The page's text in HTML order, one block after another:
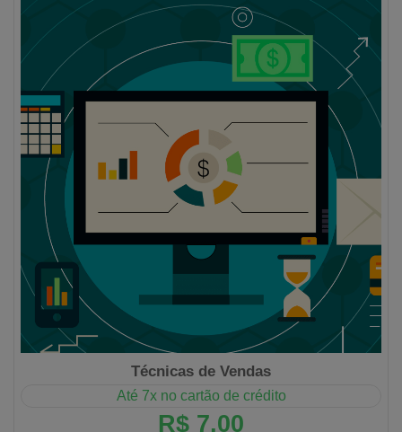
Técnicas de Vendas
Até 7x no cartão de crédito
R$ 7,00